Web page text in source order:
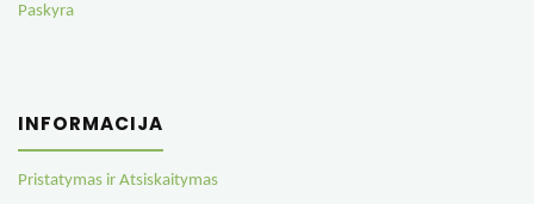
Paskyra
INFORMACIJA
Pristatymas ir Atsiskaitymas